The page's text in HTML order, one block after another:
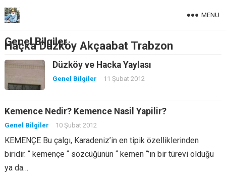
Haçka Düzköy Akçaabat Trabzon
MENU
Genel Bilgiler
Düzköy ve Hacka Yaylası
Genel Bilgiler 11 Şubat 2012
Kemence Nedir? Kemence Nasil Yapilir?
Genel Bilgiler 10 Şubat 2012
KEMENÇE Bu çalgı, Karadeniz’in en tipik özelliklerinden
biridir. “ kemençe “ sözcüğünün “ kemen “’ın bir türevi olduğu
ya da…